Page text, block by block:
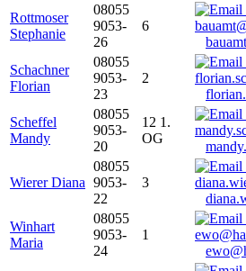
Rottmoser
Stephanie
08055
9053-
26
6
Schachner
Florian
08055
9053-
23
2
Scheffel
Mandy
08055
9053-
20
12 1.
OG
Wierer Diana
08055
9053-
22
3
Winhart
Maria
08055
9053-
24
1